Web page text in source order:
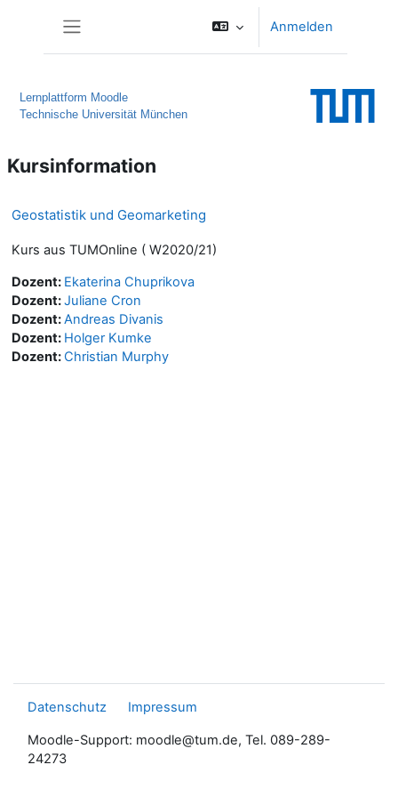
Anmelden
Lernplattform Moodle
Technische Universität München
Kursinformation
Geostatistik und Geomarketing
Kurs aus TUMOnline ( W2020/21)
Dozent: Ekaterina Chuprikova
Dozent:Juliane Cron
Dozent:Andreas Divanis
Dozent: Holger Kumke
Dozent:Christian Murphy
Datenschutz Impressum
Moodle-Support: moodle@tum.de, Tel. 089-289-
24273